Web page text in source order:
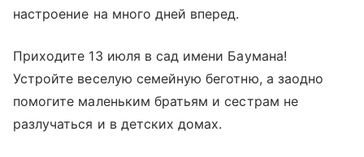
настроение на много дней вперед.
Приходите 13 июля в сад имени Баумана!
Устройте веселую семейную беготню, а заодно
помогите маленьким братьям и сестрам не
разлучаться и в детских домах.